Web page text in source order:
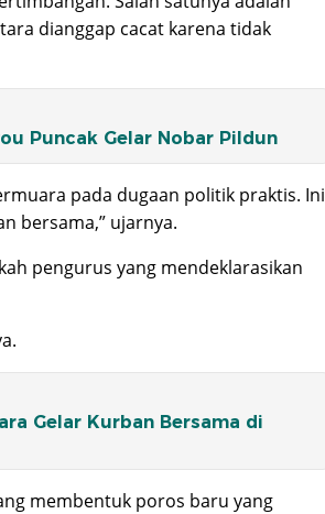
dianggap cacat karena tidak
Puncak Gelar Nobar Pildun
pada dugaan politik praktis. Ini
bersama,” ujarnya.
pengurus yang mendeklarasikan
Gelar Kurban Bersama di
membentuk poros baru yang